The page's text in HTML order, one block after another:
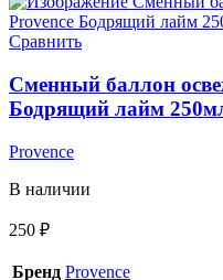
Сравнить
Сменный баллон
Бодрящий лайм
Provence
В наличии
250 ₽
Бренд Provence